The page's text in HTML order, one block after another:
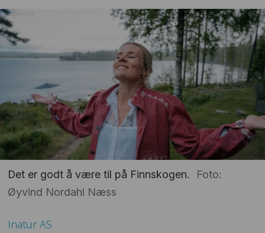
Det er godt å være til på Finnskogen.
Foto:
Øyvind Nordahl Næss
Inatur AS